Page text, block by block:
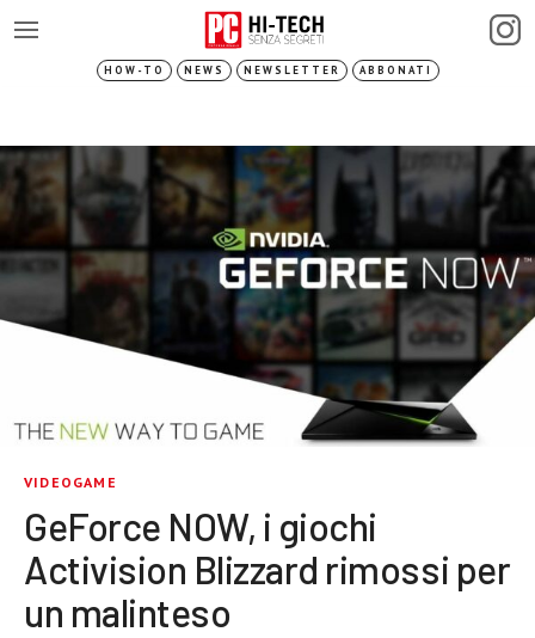
HOW-TO NEWS NEWSLETTER ABBONATI
VIDEOGAME
GeForce NOW, i giochi
Activision Blizzard rimossi per
un malinteso